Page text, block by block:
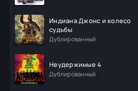
Индиана Джонс и колесо
судьбы
Дублированный
Неудержимые 4
Дублированный